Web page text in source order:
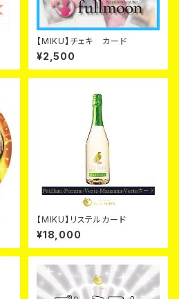
【MIKU】チェキ カード
¥2,500
【MIKU】リステルカード
¥18,000